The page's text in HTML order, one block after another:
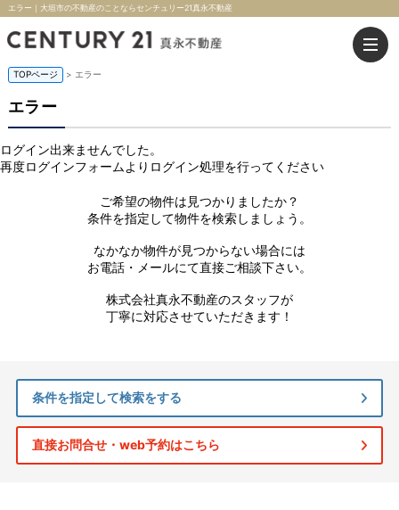
エラー｜大垣市の不動産のことならセンチュリー21真永不動産
TOPページ > エラー
エラー
ログイン出来ませんでした。
再度ログインフォームよりログイン処理を行ってください
ご希望の物件は見つかりましたか？
条件を指定して物件を検索しましょう。
なかなか物件が見つからない場合には
お電話・メールにて直接ご相談下さい。
株式会社真永不動産のスタッフが
丁寧に対応させていただきます！
条件を指定して検索をする
直接お問合せ・web予約はこちら